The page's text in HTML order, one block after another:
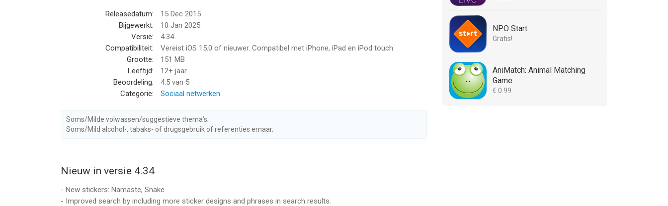
Informatie voor Emoji Me Sticker Makeris het laatst vergeleken op 8 Aug om 16:56.
Releasedatum:
15 Dec 2015
Bijgewerkt:
10 Jan 2025
Versie:
4.34
Compatibiliteit:
Vereist iOS 15.0 of nieuwer. Compatibel met iPhone, iPad en iPod touch.
Grootte:
151 MB
Leeftijd:
12+ jaar
Beoordeling:
4.5 van 5
Categorie:
Sociaal netwerken
Soms/Milde volwassen/suggestieve thema’s;
Soms/Mild alcohol-, tabaks- of drugsgebruik of referenties ernaar.
Nieuw in versie 4.34
- New stickers: Namaste, Snake
- Improved search by including more sticker designs and phrases in search results.
NPO Start
Gratis!
AniMatch: Animal Matching
Game
€ 0.99